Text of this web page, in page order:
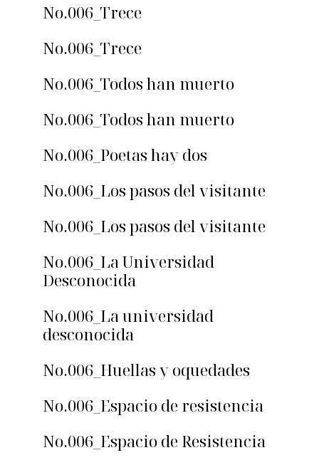
No.006_Trece
No.006_Trece
No.006_Todos han muerto
No.006_Todos han muerto
No.006_Poetas hay dos
No.006_Los pasos del visitante
No.006_Los pasos del visitante
No.006_La Universidad
Desconocida
No.006_La universidad
desconocida
No.006_Huellas y oquedades
No.006_Espacio de resistencia
No.006_Espacio de Resistencia